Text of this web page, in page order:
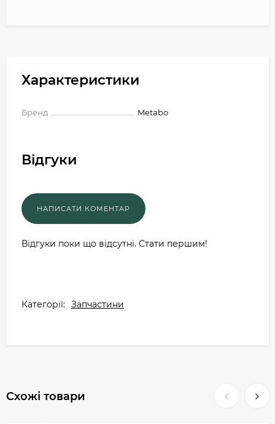
Характеристики
Бренд Metabo
Відгуки
Відгуки поки що відсутні. Стати першим!
Категорії: Запчастини
Схожі товари